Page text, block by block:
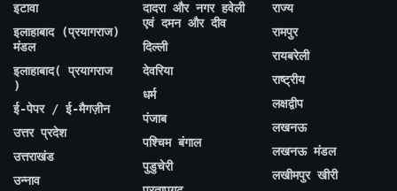
इटावा
इलाहाबाद (प्रयागराज)
मंडल
इलाहाबाद( प्रयागराज
)
ई-पेपर / ई-मैगज़ीन
उत्तर प्रदेश
उत्तराखंड
उन्नाव
दादरा और नगर हवेली
एवं दमन और दीव
दिल्ली
देवरिया
धर्म
पंजाब
पश्चिम बंगाल
पुडुचेरी
राज्य
रामपुर
रायबरेली
राष्ट्रीय
लक्षद्वीप
लखनऊ
लखनऊ मंडल
लखीमपुर खीरी